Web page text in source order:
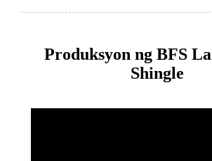
Produksyon ng BFS
Shingle